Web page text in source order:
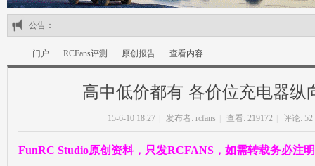
公告：
门户 RCFans评测
›
原创报告 查看内容
高中低价都有 各价位充电器纵
15-6-10 18:27 发布者: rcfans 查看: 219172 评论: 52
FunRC Studio原创资料，只发RCFANS，如需转载务必注